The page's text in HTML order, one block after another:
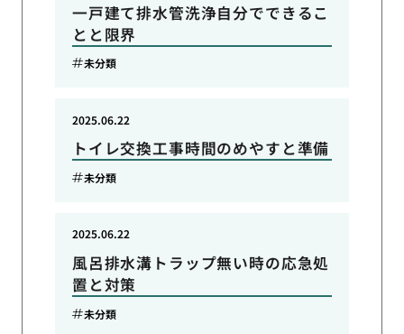
一戸建て排水管洗浄自分でできるこ
とと限界
未分類
トイレ交換工事時間のめやすと準備
2025.06.22
未分類
風呂排水溝トラップ無い時の応急処
置と対策
2025.06.22
未分類